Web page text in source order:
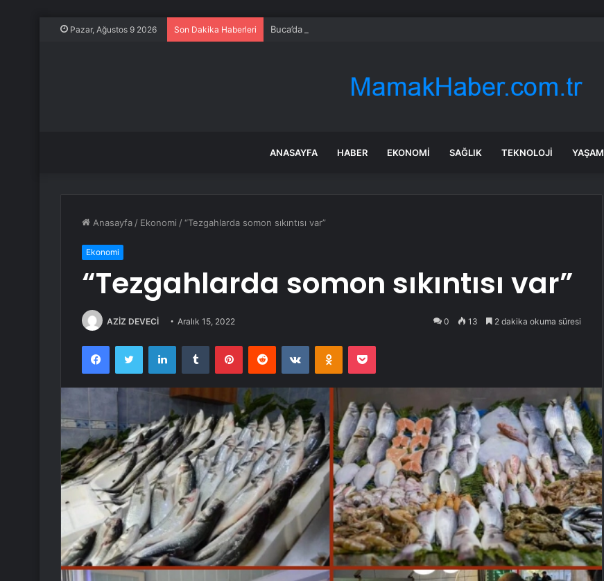
Pazar, Ağustos 9 2026 Son Dakika Haberleri Buca’da 4 Çocuk, Adamı Darp Etti
ANASAYFA HABER EKONOMI SAĞLIK TEKNOLOJI YAŞAM
Anasayfa / Ekonomi /“Tezgahlarda somon sıkıntısı var”
Ekonomi
“Tezgahlarda somon sıkıntısı var”
AZİZ DEVECİ Aralık 15, 2022 0 13 2 dakika okuma süresi
FacebookTwitter LinkedInTumblr PinterestReddit VKontakteOdnoklassniki
Pocket